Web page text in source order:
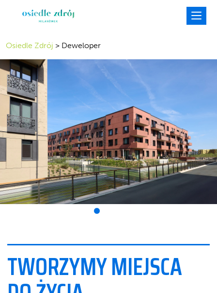
Osiedle Zdrój > Deweloper
TWORZYMYMIEJSCA